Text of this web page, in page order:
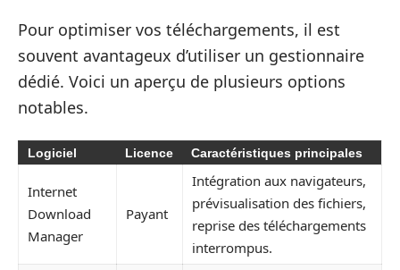
Pour optimiser vos téléchargements, il est
souvent avantageux d’utiliser un gestionnaire
dédié. Voici un aperçu de plusieurs options
notables.
Logiciel Licence Caractéristiques principales
Internet
Download
Manager
Payant
Intégration aux navigateurs,
prévisualisation des fichiers,
reprise des téléchargements
interrompus.